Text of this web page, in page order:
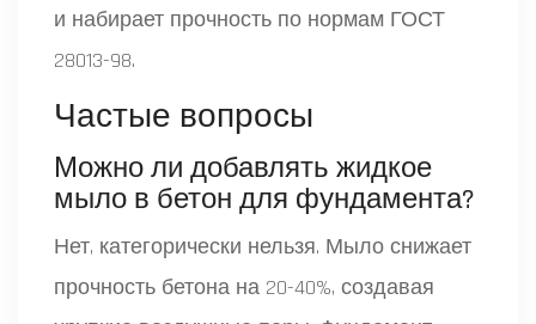
и набирает прочность по нормам ГОСТ
28013-98.
Частые вопросы
Можно ли добавлять жидкое
мыло в бетон для фундамента?
Нет, категорически нельзя. Мыло снижает
прочность бетона на 20-40%, создавая